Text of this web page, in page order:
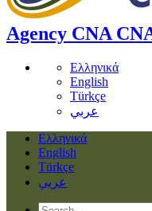
Agency CNA
Ελληνικά
English
Türkçe
عربي
Ελληνικά
English
Türkçe
عربي